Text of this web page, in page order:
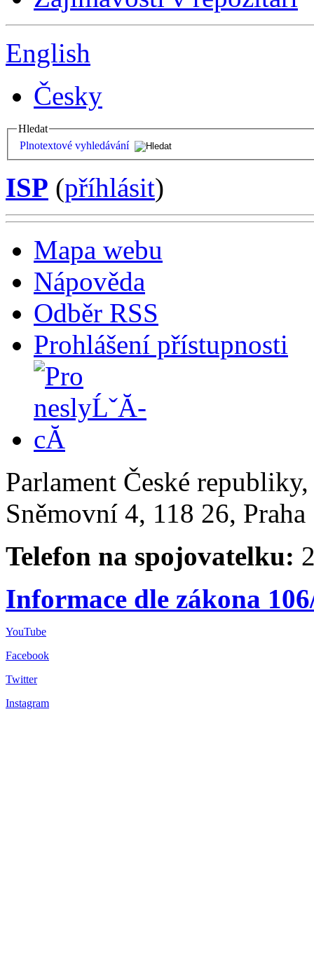
English
Česky
Hledat
Plnotextové vyhledávání
ISP (příhlásit)
Mapa webu
Nápověda
Odběr RSS
Prohlášení přístupnosti
Parlament České
Sněmovní 4, 118 26,
Telefon na spojovatelku:
Informace dle zákona
YouTube
Facebook
Twitter
Instagram